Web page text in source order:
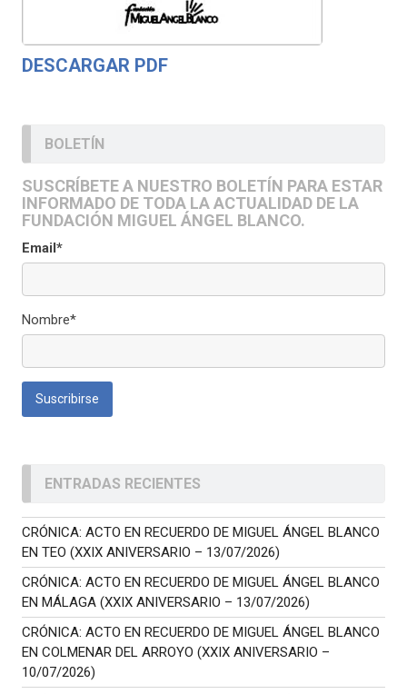
DESCARGAR PDF
BOLETÍN
SUSCRÍBETE A NUESTRO BOLETÍN PARA ESTAR
INFORMADO DE TODA LA ACTUALIDAD DE LA
FUNDACIÓN MIGUEL ÁNGEL BLANCO.
Email*
Nombre*
ENTRADAS RECIENTES
CRÓNICA: ACTO EN RECUERDO DE MIGUEL ÁNGEL BLANCO
EN TEO (XXIX ANIVERSARIO – 13/07/2026)
CRÓNICA: ACTO EN RECUERDO DE MIGUEL ÁNGEL BLANCO
EN MÁLAGA (XXIX ANIVERSARIO – 13/07/2026)
CRÓNICA: ACTO EN RECUERDO DE MIGUEL ÁNGEL BLANCO
EN COLMENAR DEL ARROYO (XXIX ANIVERSARIO –
10/07/2026)